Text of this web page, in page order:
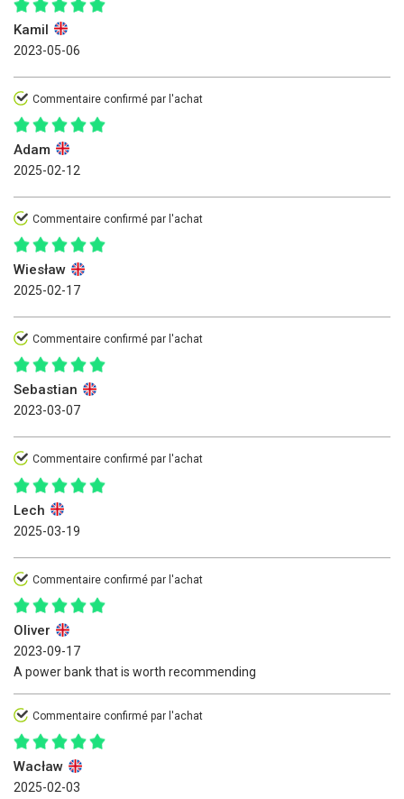
Kamil
2023-05-06
Commentaire confirmé par l'achat
Adam
2025-02-12
Commentaire confirmé par l'achat
Wiesław
2025-02-17
Commentaire confirmé par l'achat
Sebastian
2023-03-07
Commentaire confirmé par l'achat
Lech
2025-03-19
Commentaire confirmé par l'achat
Oliver
2023-09-17
A power bank that is worth recommending
Commentaire confirmé par l'achat
Wacław
2025-02-03